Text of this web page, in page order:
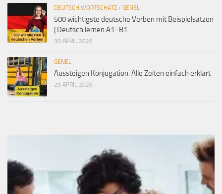
DEUTSCH WORTSCHATZ / GENEL
500 wichtigste deutsche Verben mit Beispielsätzen
| Deutsch lernen A1–B1
30 APRIL 2026
GENEL
Aussteigen Konjugation: Alle Zeiten einfach erklärt
29 APRIL 2026